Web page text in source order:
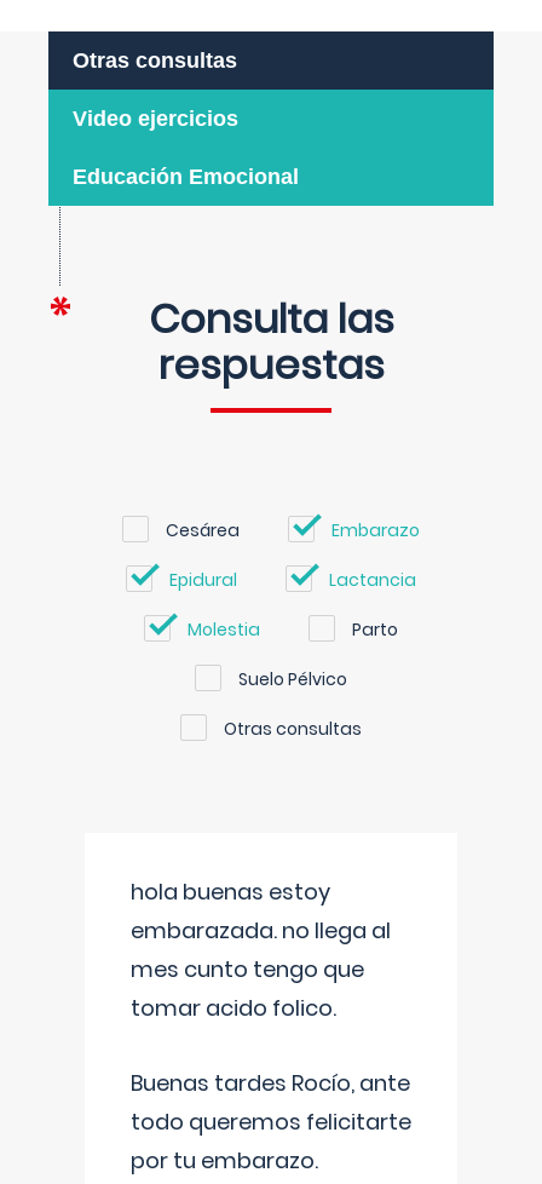
Otras consultas
Video ejercicios
Educación Emocional
Consulta las
respuestas
Cesárea Embarazo
Epidural Lactancia
Molestia Parto
Suelo Pélvico
Otras consultas
hola buenas estoy
embarazada. no llega al
mes cunto tengo que
tomar acido folico.
Buenas tardes Rocío, ante
todo queremos felicitarte
por tu embarazo.